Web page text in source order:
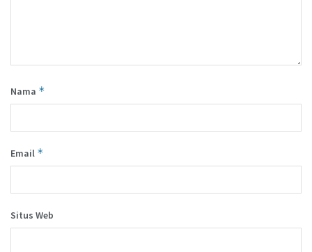
Nama *
Email *
Situs Web